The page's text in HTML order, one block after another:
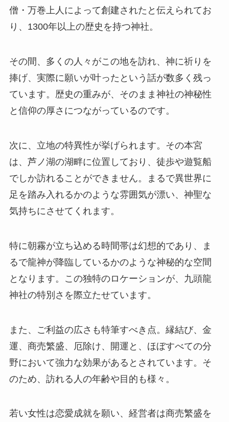
僧・万巻上人によって創建されたと伝えられてお
り、1300年以上の歴史を持つ神社。
その間、多くの人々がこの地を訪れ、神に祈りを
捧げ、実際に願いが叶ったという話が数多く残っ
ています。歴史の重みが、そのまま神社の神秘性
と信仰の厚さにつながっているのです。
次に、立地の特異性が挙げられます。その本宮
は、芦ノ湖の湖畔に位置しており、徒歩や遊覧船
でしか訪れることができません。まるで異世界に
足を踏み入れるかのような雰囲気が漂い、神聖な
気持ちにさせてくれます。
特に朝霧が立ち込める時間帯は幻想的であり、ま
るで龍神が降臨しているかのような神秘的な空間
となります。この独特のロケーションが、九頭龍
神社の特別さを際立たせています。
また、ご利益の広さも特筆すべき点。縁結び、金
運、商売繁盛、厄除け、開運と、ほぼすべての分
野において強力な効果があるとされています。そ
のため、訪れる人の年齢や目的も様々。
若い女性は恋愛成就を願い、経営者は商売繁盛を